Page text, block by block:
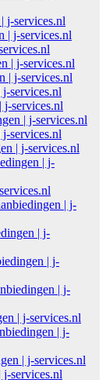
j-services.nl
| j-services.nl
| j-services.nl
| j-services.nl
services.nl
j-services.nl
| j-services.nl
services.nl
| j-services.nl
| j-
| j-
| j-
| j-
| j-
| j-services.nl
| j-
| j-services.nl
services.nl